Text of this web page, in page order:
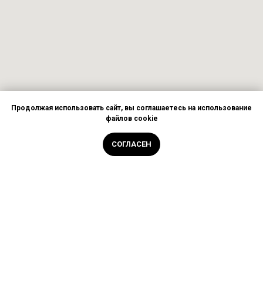
Продолжая использовать сайт, вы соглашаетесь на использование
файлов cookie
СОГЛАСЕН